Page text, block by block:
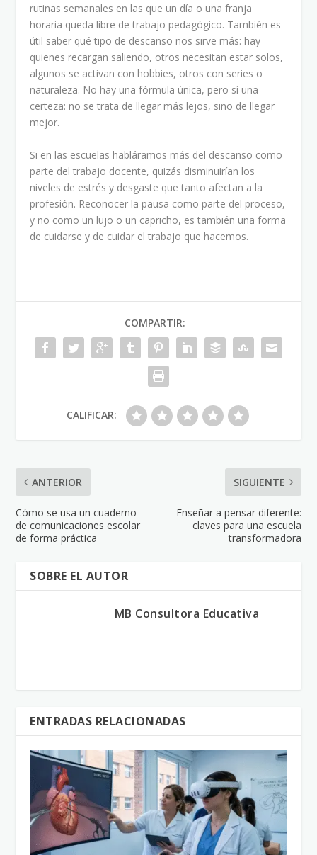
rutinas semanales en las que un día o una franja
horaria queda libre de trabajo pedagógico. También es
útil saber qué tipo de descanso nos sirve más: hay
quienes recargan saliendo, otros necesitan estar solos,
algunos se activan con hobbies, otros con series o
naturaleza. No hay una fórmula única, pero sí una
certeza: no se trata de llegar más lejos, sino de llegar
mejor.
Si en las escuelas habláramos más del descanso como
parte del trabajo docente, quizás disminuirían los
niveles de estrés y desgaste que tanto afectan a la
profesión. Reconocer la pausa como parte del proceso,
y no como un lujo o un capricho, es también una forma
de cuidarse y de cuidar el trabajo que hacemos.
COMPARTIR:
CALIFICAR:
ANTERIOR
Cómo se usa un cuaderno
de comunicaciones escolar
de forma práctica
SIGUIENTE
Enseñar a pensar diferente:
claves para una escuela
transformadora
SOBRE EL AUTOR
MB Consultora Educativa
ENTRADAS RELACIONADAS